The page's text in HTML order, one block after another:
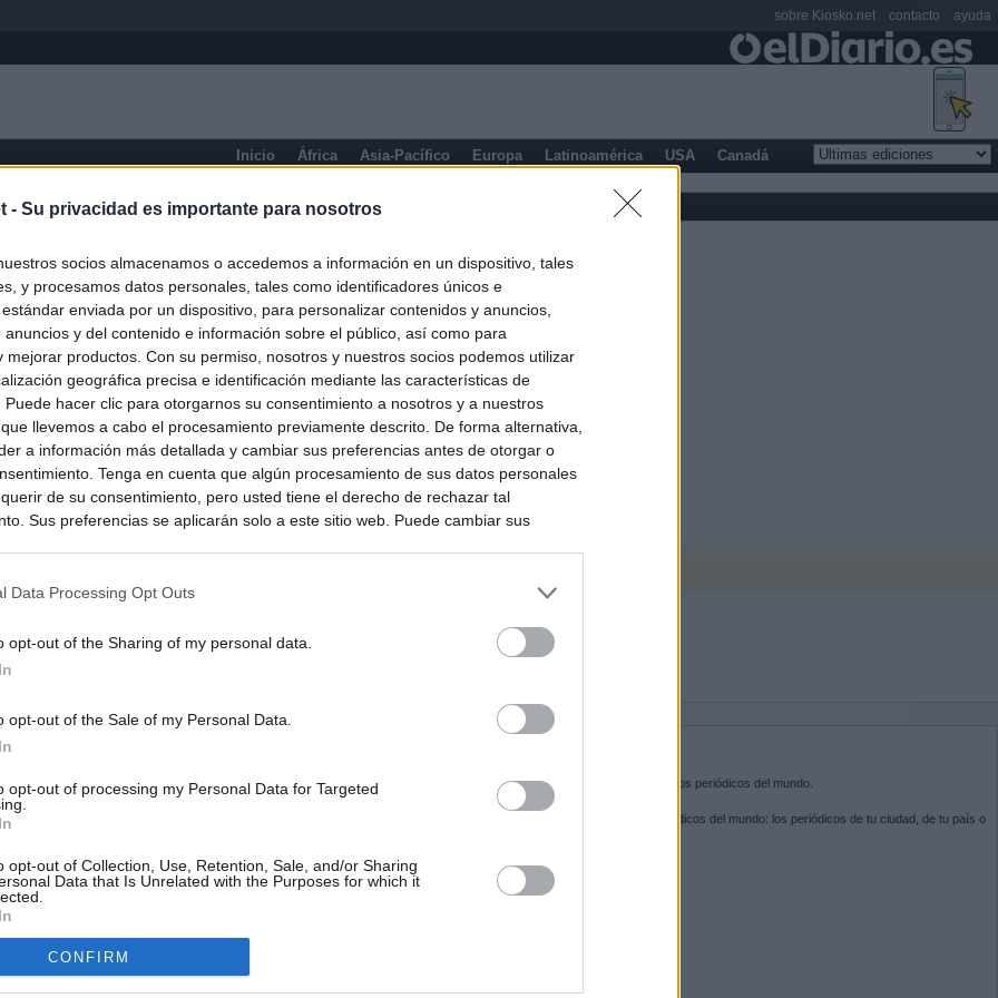
- Su privacidad es importante para nosotros
socios almacenamos o accedemos a información en un dispositivo, tales
y procesamos datos personales, tales como identificadores únicos e
enviada por un dispositivo, para personalizar contenidos y anuncios,
anuncios y del contenido e información sobre el público, así como para
mejorar productos. Con su permiso, nosotros y nuestros socios podemos utilizar
geográfica precisa e identificación mediante las características de
Puede hacer clic para otorgarnos su consentimiento a nosotros y a nuestros
llevemos a cabo el procesamiento previamente descrito. De forma alternativa,
a información más detallada y cambiar sus preferencias antes de otorgar o
Tenga en cuenta que algún procesamiento de sus datos personales
de su consentimiento, pero usted tiene el derecho de rechazar tal
Sus preferencias se aplicarán solo a este sitio web. Puede cambiar sus
Data Processing Opt Outs
opt-out of the Sharing of my personal data.
opt-out of the Sale of my Personal Data.
opt-out of processing my Personal Data for Targeted
opt-out of Collection, Use, Retention, Sale, and/or Sharing
Data that Is Unrelated with the Purposes for which it
CONFIRM
Inicio África Asia-Pacífico Europa Latinoamérica USA Canadá
Bucaramanga
Ayuso señaló por la compra del ático: "Lo que no se dice es
residencia oficial para la presidenta"
Ayuso no puede destinar directamente la venta del ático de
por los incendios
Kiosko.netes la puerta de entrada a los periódicos del mundo.
Navega por las portadas de los periódicos del mundo: los periódicos de tu ciudad, de tu país o
SÍGUENOS
sobre Kiosko.net contacto ayuda